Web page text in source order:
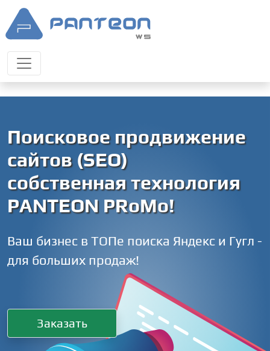
Поисковое продвижение
сайтов (SEO)
собственная технология
PANTEON PRoMo!
Ваш бизнес в ТОПе поиска Яндекс и Гугл -
для больших продаж!
Заказать